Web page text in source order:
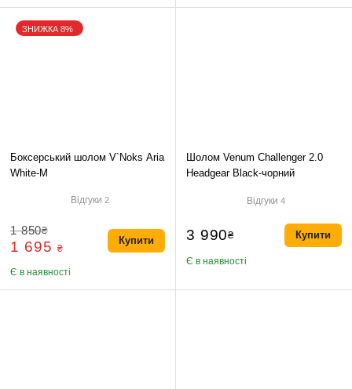
Боксерський шолом V`Noks Aria
White-M
Відгуки2
1 850₴
1 695 ₴
Є в наявності
Купити
ЗНИЖКА 8%
Шолом Venum Challenger 2.0
Headgear Black-чорний
Відгуки4
3 990₴
Є в наявності
Купити